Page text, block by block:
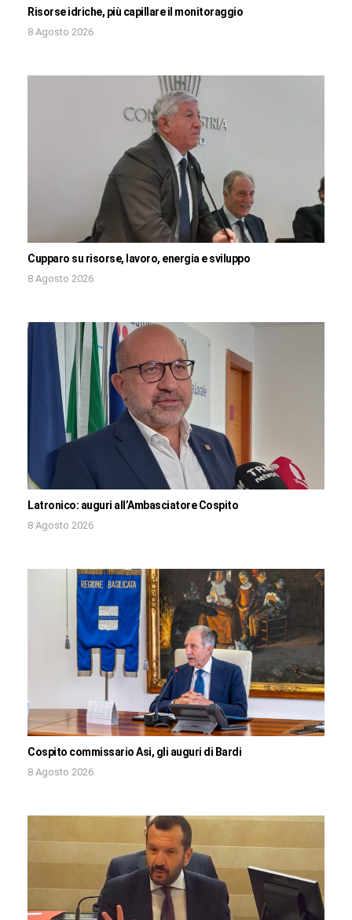
Risorse idriche, più capillare il monitoraggio
8 Agosto 2026
Cupparo su risorse, lavoro, energia e sviluppo
8 Agosto 2026
Latronico: auguri all’Ambasciatore Cospito
8 Agosto 2026
Cospito commissario Asi, gli auguri di Bardi
8 Agosto 2026